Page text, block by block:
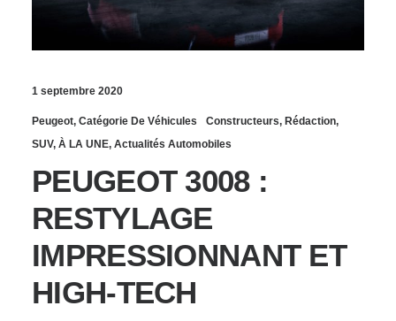
1 septembre 2020
Peugeot, Catégorie De Véhicules Constructeurs, Rédaction,
SUV, À LA UNE, Actualités Automobiles
PEUGEOT 3008 :
RESTYLAGE
IMPRESSIONNANT ET
HIGH-TECH